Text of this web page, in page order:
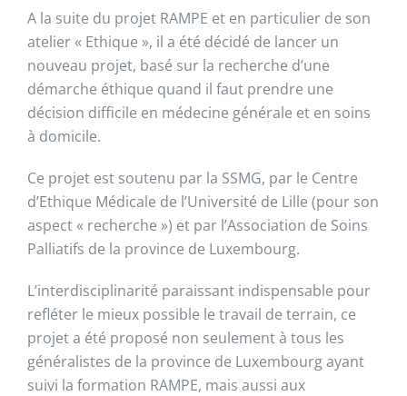
A la suite du projet RAMPE et en particulier de son
atelier « Ethique », il a été décidé de lancer un
nouveau projet, basé sur la recherche d’une
démarche éthique quand il faut prendre une
décision difficile en médecine générale et en soins
à domicile.
Ce projet est soutenu par la SSMG, par le Centre
d’Ethique Médicale de l’Université de Lille (pour son
aspect « recherche ») et par l’Association de Soins
Palliatifs de la province de Luxembourg.
L’interdisciplinarité paraissant indispensable pour
refléter le mieux possible le travail de terrain, ce
projet a été proposé non seulement à tous les
généralistes de la province de Luxembourg ayant
suivi la formation RAMPE, mais aussi aux